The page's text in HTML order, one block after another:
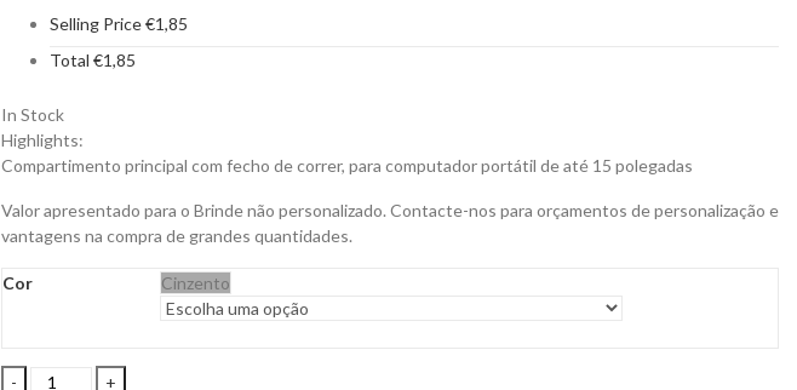
Selling Price€1,85
Total €1,85
In Stock
Highlights:
Compartimento principal com fecho de correr, para computador portátil de até 15 polegadas
Valor apresentado para o Brinde não personalizado. Contacte-nos para orçamentos de personalização e
vantagens na compra de grandes quantidades.
Cor Cinzento
Pasta